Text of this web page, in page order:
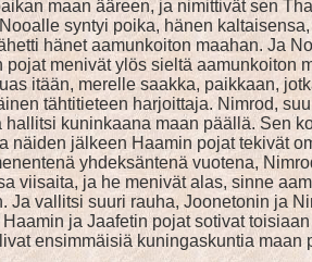
maan ääreen, ja nimittivät sen
syntyi poika, hänen
hänet aamunkoiton maahan. Ja
menivät ylös sieltä
itään, merelle saakka, paikkaan,
tähtitieteen harjoittaja. Nimrod,
kuninkaana maan päällä. Sen
näiden jälkeen Haamin pojat tekivät
yhdeksäntenä vuotena,
viisaita, ja he menivät alas, sinne
Ja vallitsi suuri rauha, Joonetonin ja
ja Jaafetin pojat sotivat
ensimmäisiä kuningaskuntia